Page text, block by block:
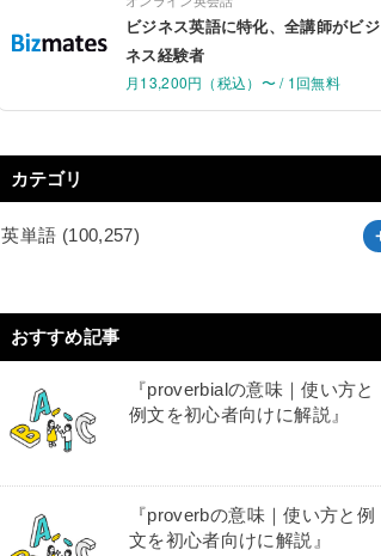
ビジネス英語に特化、全講師がビジ
ネス経験者
月13,200円（税込）〜 / 1回無料
カテゴリ
英単語 (100,257)
おすすめ記事
『proverbialの意味｜使い方と
例文を初心者向けに解説』
『proverbの意味｜使い方と例
文を初心者向けに解説』